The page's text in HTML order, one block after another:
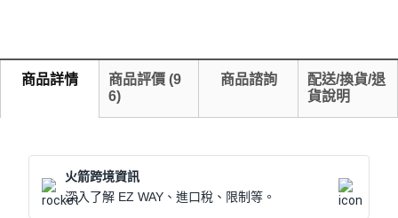
商品詳情 商品評價 (9
6)
商品諮詢
配送/換貨/退
貨說明
火箭跨境資訊
深入了解 EZ WAY、進口稅、限制等。